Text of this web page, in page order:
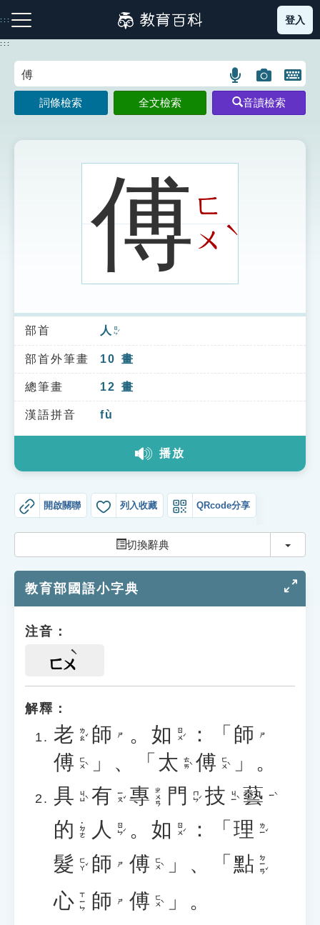
到
主
:::
注音索引圖示 筆畫索引圖示 部首索引表圖示
索引選單
知識索引
單字索引
生命大百科索引
教學應用
貓頭鷹博士
登入
:::
語
言
搜
示
圖
片
搜
開
鍵
圖
詞條檢索 全文檢索 音讀檢索
傅ㄈ
ㄨˋ
部首 人 ㄖㄣˊ
部首外筆畫 10 畫
總筆畫 12 畫
漢語拼音 fù
播放
開啟關聯 列入收藏 QRcode分享
切換辭典 切換
教育部國語小字典
注音：
ㄈㄨ
解釋：
老 ㄌㄠˇ 師 ㄕ 。 如 ㄖㄨˊ ：「 師 ㄕ
傅 ㄈㄨˋ 」、「 太 ㄊㄞˋ 傅 ㄈㄨˋ
」。
具 ㄐㄩˋ 有 ㄧㄡˇ 專 ㄓㄨㄢ 門 ㄇㄣˊ 技 ㄐㄧˋ 藝 ㄧˋ
的 ˙ㄉㄜ 人 ㄖㄣˊ 。 如 ㄖㄨˊ ：「 理 ㄌㄧˇ
髮 ㄈㄚˇ 師 ㄕ 傅 ㄈㄨˋ 」、「 點 ㄉㄧㄢˇ
心 ㄒㄧㄣ 師 ㄕ 傅 ㄈㄨˋ
」。